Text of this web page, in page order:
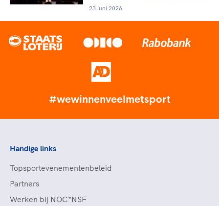
23 juni 2026
#wewinnenveelmetsport
Handige links
Topsportevenementenbeleid
Partners
Werken bij NOC*NSF